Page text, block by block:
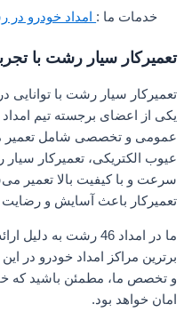
خدمات ما : امداد خودرو
تعمیرکار سیار رشت با
تعمیرکار سیار رشت با توانایی
عمومی و تخصصی شامل تعمیر
عیوب الکتریکی، تعمیرکار
سرعت و با کیفیت بالا تعمیر
تعمیرکار باعث آسایش و
ما در امداد 46 رشت
برترین مراکز امداد خودرو در
و تخصص ما، مطمئن باشید که
امان خواهد بود.